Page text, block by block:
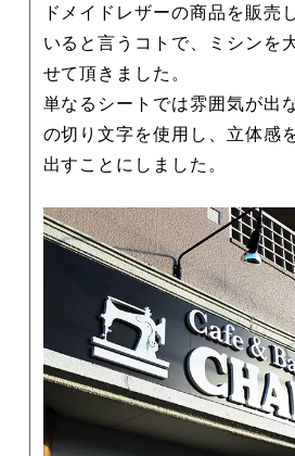
ドメイドレザーの商品を販売
いると言うコトで、ミシンを
せて頂きました。
単なるシートでは雰囲気が出
の切り文字を使用し、立体感
出すことにしました。